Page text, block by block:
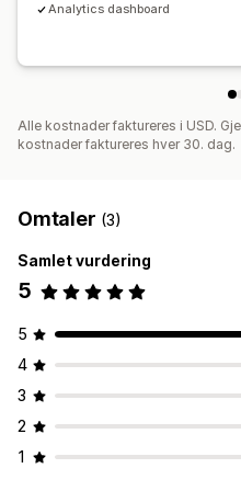
Analytics dashboard
Alle kostnader faktureres i USD.
kostnader faktureres hver 30. dag.
Omtaler (3)
Samlet vurdering
5
5
4
3
2
1